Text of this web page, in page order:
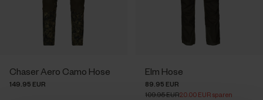
Chaser Aero Camo Hose
149.95 EUR
Elm Hose
89.95 EUR
109.95 EUR20.00 EUR sparen